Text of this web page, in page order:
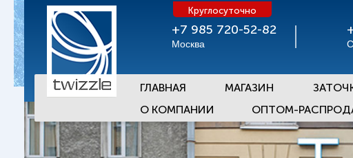
+7 985 720-52-82
Москва
Круглосуточно
ГЛАВНАЯ МАГАЗИН
О КОМПАНИИ
ОПТОМ-